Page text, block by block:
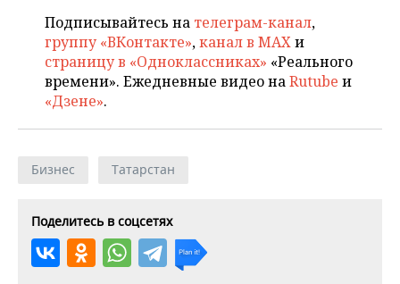
Подписывайтесь на телеграм-канал,
группу «ВКонтакте»,канал в MAXи
страницу в «Одноклассниках» «Реального
времени». Ежедневные видео наRutube и
«Дзене».
Бизнес Татарстан
Поделитесь в соцсетях